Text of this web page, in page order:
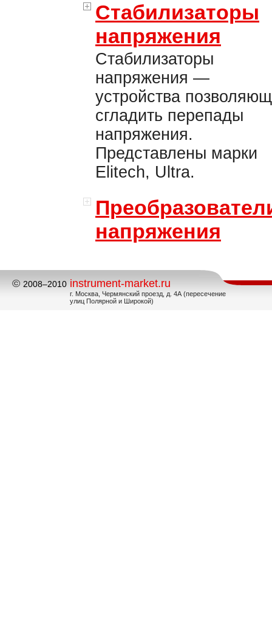
Стабилизаторы
напряжения
Стабилизаторы
напряжения —
устройства
сгладить перепады
напряжения.
Представлены марки
Elitech, Ultra.
напряжения
© 2008–2010 instrument-market.ru
г. Москва, Чермянский проезд, д. 4А (пересечение
улиц Полярной и Широкой)